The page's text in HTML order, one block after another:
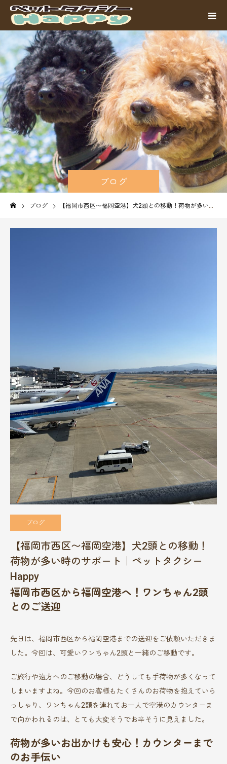
ブログ
ブログ 【福岡市西区〜福岡空港】犬2頭との移動！荷物が多い時のサポート｜ペットタクシーHappy
ブログ
【福岡市西区〜福岡空港】犬2頭との移動！
荷物が多い時のサポート｜ペットタクシー
Happy
福岡市西区から福岡空港へ！ワンちゃん2頭
とのご送迎
先日は、福岡市西区から福岡空港までの送迎をご依頼いただきま
した。今回は、可愛いワンちゃん2頭と一緒のご移動です。
ご旅行や遠方へのご移動の場合、どうしても手荷物が多くなって
しまいますよね。今回のお客様もたくさんのお荷物を抱えていら
っしゃり、ワンちゃん2頭を連れてお一人で空港のカウンターま
で向かわれるのは、とても大変そうでお辛そうに見えました。
荷物が多いお出かけも安心！カウンターまで
のお手伝い